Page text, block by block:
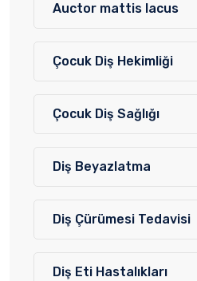
Auctor mattis lacus
Çocuk Diş Hekimliği
Çocuk Diş Sağlığı
Diş Beyazlatma
Diş Çürümesi Tedavisi
Diş Eti Hastalıkları